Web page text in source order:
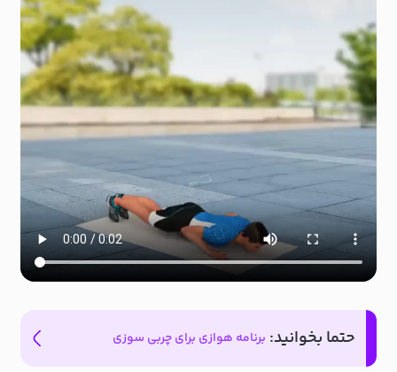
حتما بخوانید: برنامه هوازی برای چربی سوزی